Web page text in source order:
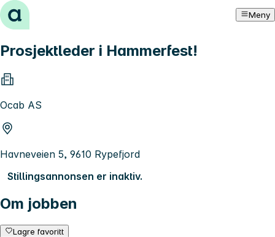
Hopp til innhold Meny
Prosjektleder i Hammerfest!
Ocab AS
Havneveien 5, 9610 Rypefjord
Stillingsannonsen er inaktiv.
Om jobben
Lagre favoritt